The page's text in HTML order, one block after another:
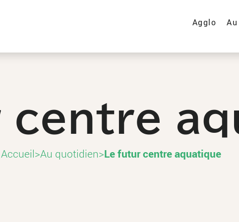
Agglo
centre
Accueil>Au quotidien>Le futur centre aquatique